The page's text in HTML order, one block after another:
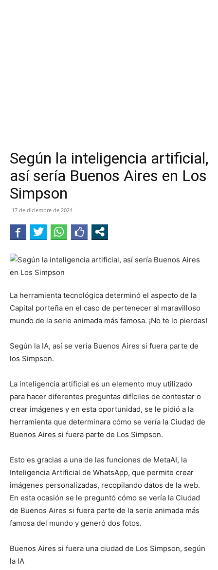
Según la inteligencia artificial,
así sería Buenos Aires en Los
Simpson
17 de diciembre de 2024
La herramienta tecnológica determinó el aspecto de la
Capital porteña en el caso de pertenecer al maravilloso
mundo de la serie animada más famosa. ¡No te lo pierdas!
Según la IA, así se vería Buenos Aires si fuera parte de
los Simpson.
La inteligencia artificial es un elemento muy utilizado
para hacer diferentes preguntas difíciles de contestar o
crear imágenes y en esta oportunidad, se le pidió a la
herramienta que determinara cómo se vería la Ciudad de
Buenos Aires si fuera parte de Los Simpson.
Esto es gracias a una de las funciones de MetaAI, la
Inteligencia Artificial de WhatsApp, que permite crear
imágenes personalizadas, recopilando datos de la web.
En esta ocasión se le preguntó cómo se vería la Ciudad
de Buenos Aires si fuera parte de la serie animada más
famosa del mundo y generó dos fotos.
Buenos Aires si fuera una ciudad de Los Simpson, según
la IA